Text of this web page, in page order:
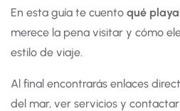
En esta guía te cuento qué
merece la pena visitar y cómo
estilo de viaje.
Al final encontrarás enlaces
del mar, ver servicios y